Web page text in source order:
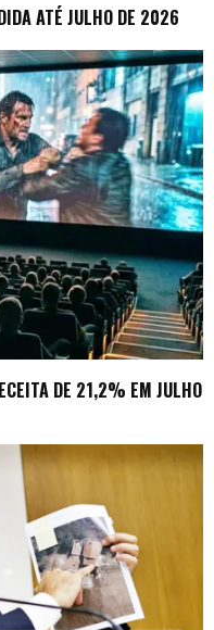
ATÉ JULHO DE 2026
DE 21,2% EM JULHO